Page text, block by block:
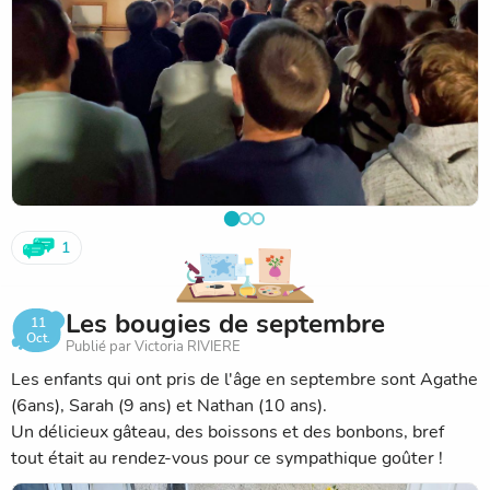
1
11
Oct.
Les bougies de septembre
Publié par Victoria RIVIERE
Les enfants qui ont pris de l'âge en septembre sont Agathe
(6ans), Sarah (9 ans) et Nathan (10 ans).
Un délicieux gâteau, des boissons et des bonbons, bref
tout était au rendez-vous pour ce sympathique goûter !